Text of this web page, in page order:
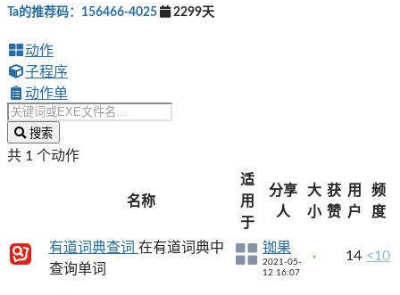
Ta的推荐码：156466-4025 2299天
动作
子程序
动作单
搜索
共 1 个动作
名称
适
用
于
分享
人
大
小
获
赞
用
户
频
度
有道词典查词 在有道词典中
查询单词
铷果
2021-05-
12 16:07
14 <10